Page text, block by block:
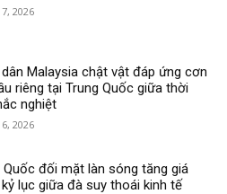
2026
Malaysia chật vật đáp ứng cơn
riêng tại Trung Quốc giữa thời
nghiệt
2026
Quốc đối mặt làn sóng tăng giá
lục giữa đà suy thoái kinh tế